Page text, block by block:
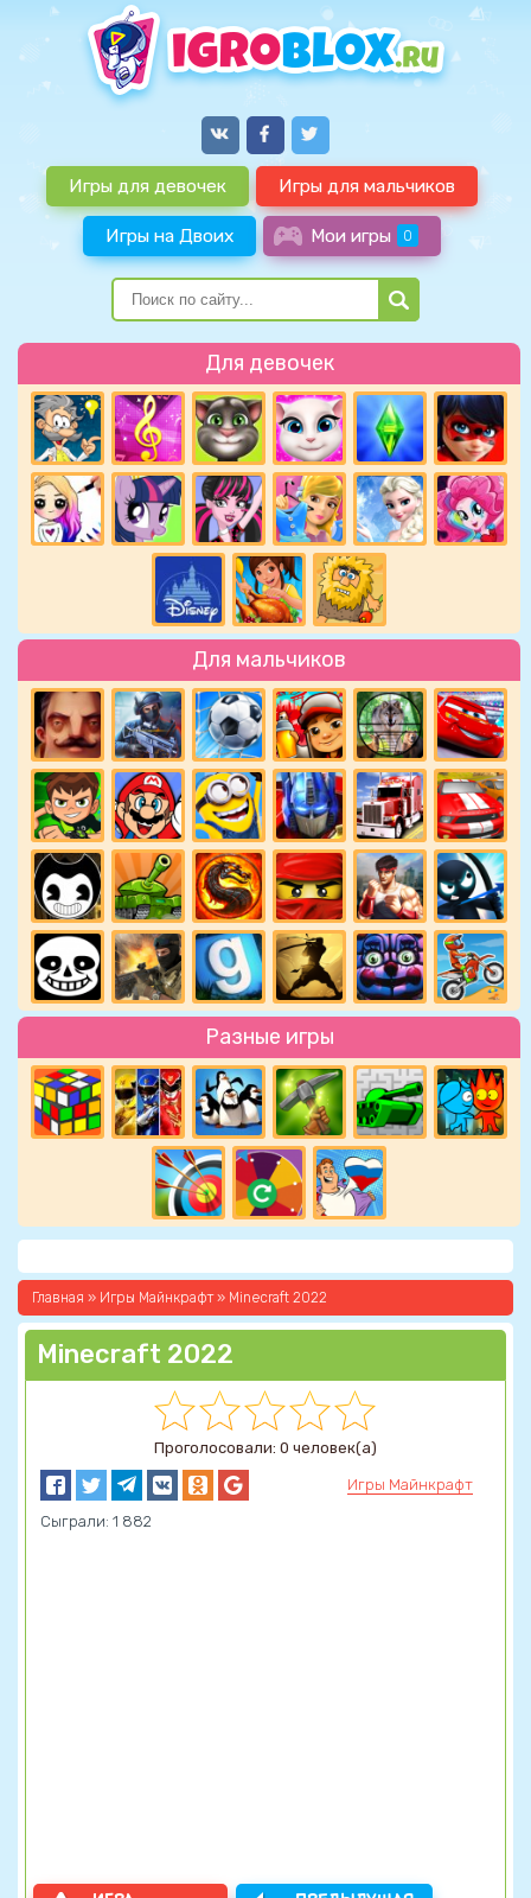
Игры для девочек Игры для мальчиков
Игры на Двоих Мои игры 0
Для девочек
Для мальчиков
Разные игры
Главная » Игры Майнкрафт» Minecraft 2022
Minecraft 2022
Проголосовали: 0 человек(а)
Игры Майнкрафт
Сыграли: 1 882